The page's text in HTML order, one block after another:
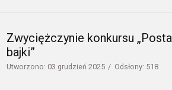
Zwyciężczynie konkursu
bajki”
Utworzono: 03 grudzień 2025 Odsłony: 518